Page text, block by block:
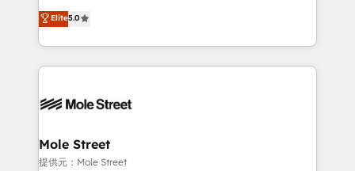
HubSpot Experts: Onboarding, migrations,
automation, and training built for adoption. ⚡ Highly
Technical Execution: ERP, EMR and Custom
Integrations; complex builds delivered in weeks, not
workflows; automation agents; process optimization
Healthcare: HIPAA implementations; secure data
workflows 💼 Financial Services: compliant
Elite5.0
Mole Street
提供元：Mole Street